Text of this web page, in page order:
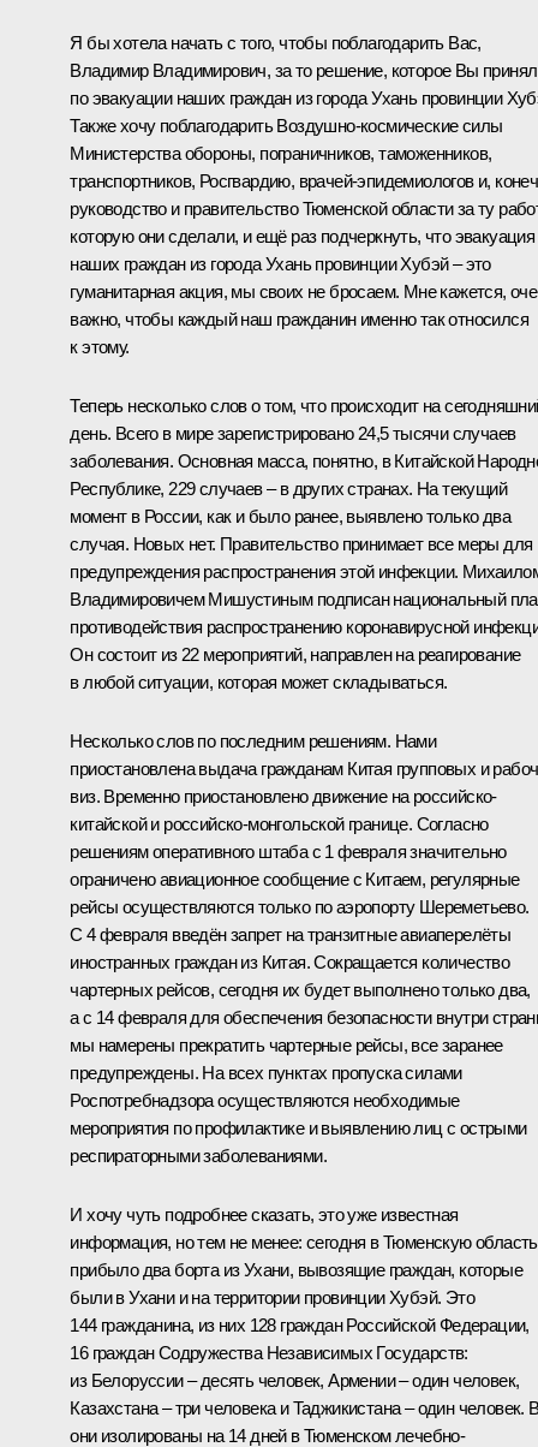
Я бы хотела начать с того, чтобы поблагодарить Вас,
Владимир Владимирович, за то решение, которое Вы
по эвакуации наших граждан из города Ухань провинции
Также хочу поблагодарить Воздушно-космические силы
Министерства обороны, пограничников, таможенников,
транспортников, Росгвардию, врачей-эпидемиологов и,
руководство и правительство Тюменской области за ту
которую они сделали, и ещё раз подчеркнуть, что эвакуация
наших граждан из города Ухань провинции Хубэй – это
гуманитарная акция, мы своих не бросаем. Мне кажется,
важно, чтобы каждый наш гражданин именно так относился
к этому.
Теперь несколько слов о том, что происходит на
день. Всего в мире зарегистрировано 24,5 тысячи случаев
заболевания. Основная масса, понятно, в Китайской
Республике, 229 случаев – в других странах. На текущий
момент в России, как и было ранее, выявлено только два
случая. Новых нет. Правительство принимает все меры для
предупреждения распространения этой инфекции.
Владимировичем Мишустиным подписан национальный
противодействия распространению коронавирусной
Он состоит из 22 мероприятий, направлен на реагирование
в любой ситуации, которая может складываться.
Несколько слов по последним решениям. Нами
приостановлена выдача гражданам Китая групповых и
виз. Временно приостановлено движение на российско-
китайской и российско-монгольской границе. Согласно
решениям оперативного штаба с 1 февраля значительно
ограничено авиационное сообщение с Китаем, регулярные
рейсы осуществляются только по аэропорту Шереметьево.
С 4 февраля введён запрет на транзитные авиаперелёты
иностранных граждан из Китая. Сокращается количество
чартерных рейсов, сегодня их будет выполнено только два,
а с 14 февраля для обеспечения безопасности внутри
мы намерены прекратить чартерные рейсы, все заранее
предупреждены. На всех пунктах пропуска силами
Роспотребнадзора осуществляются необходимые
мероприятия по профилактике и выявлению лиц с острыми
респираторными заболеваниями.
И хочу чуть подробнее сказать, это уже известная
информация, но тем не менее: сегодня в Тюменскую область
прибыло два борта из Ухани, вывозящие граждан, которые
были в Ухани и на территории провинции Хубэй. Это
144 гражданина, из них 128 граждан Российской Федерации,
16 граждан Содружества Независимых Государств:
из Белоруссии – десять человек, Армении – один человек,
Казахстана – три человека и Таджикистана – один человек.
они изолированы на 14 дней в Тюменском лечебно-